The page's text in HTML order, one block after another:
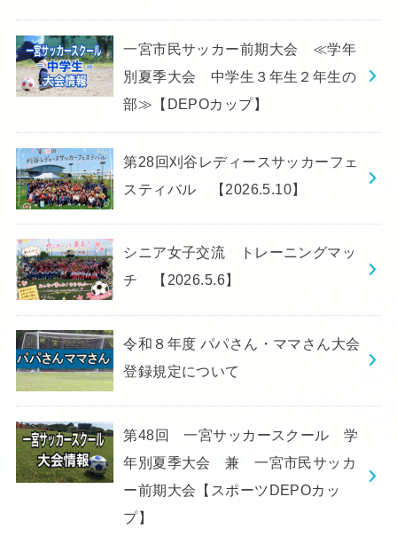
一宮市民サッカー前期大会 ≪学年
別夏季大会 中学生３年生２年生の
部≫【DEPOカップ】
第28回刈谷レディースサッカーフェ
スティバル 【2026.5.10】
シニア女子交流 トレーニングマッ
チ 【2026.5.6】
令和８年度 パパさん・ママさん大会
登録規定について
第48回 一宮サッカースクール 学
年別夏季大会 兼 一宮市民サッカ
ー前期大会【スポーツDEPOカッ
プ】